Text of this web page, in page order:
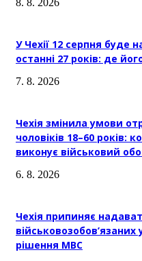
8. 8. 2026
У Чехії 12 серпня буде
останні 27 років: де
7. 8. 2026
Чехія змінила умови
чоловіків 18–60
виконує військовий
6. 8. 2026
Чехія припиняє
військовозобов’язаних
рішення МВС